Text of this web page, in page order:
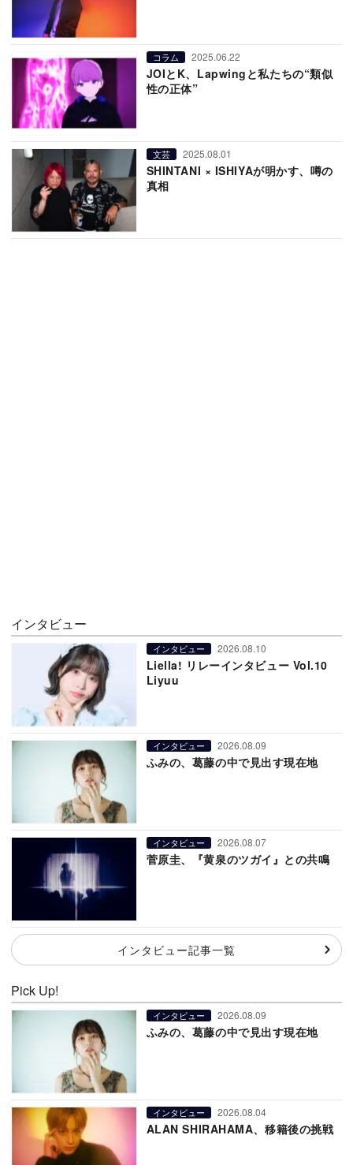
コラム 2025.06.22
JOIとK、Lapwingと私たちの“類似
性の正体”
文芸 2025.08.01
SHINTANI × ISHIYAが明かす、噂の
真相
インタビュー
インタビュー 2026.08.10
Liella! リレーインタビュー Vol.10
Liyuu
インタビュー 2026.08.09
ふみの、葛藤の中で見出す現在地
インタビュー 2026.08.07
菅原圭、『黄泉のツガイ』との共鳴
インタビュー記事一覧
Pick Up!
インタビュー 2026.08.09
ふみの、葛藤の中で見出す現在地
インタビュー 2026.08.04
ALAN SHIRAHAMA、移籍後の挑戦